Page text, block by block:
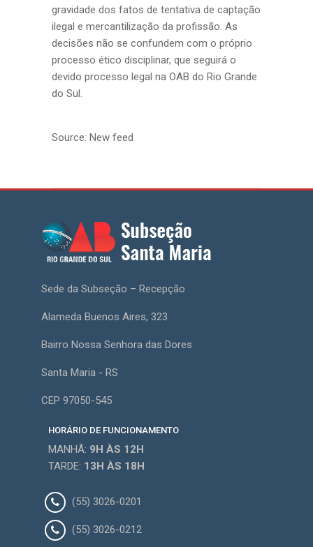
gravidade dos fatos de tentativa de captação
ilegal e mercantilização da profissão. As
decisões não se confundem com o próprio
processo ético disciplinar, que seguirá o
devido processo legal na OAB do Rio Grande
do Sul.
Source: New feed
Sede da Subseção – Recepção
Alameda Buenos Aires, 323
Bairro Nossa Senhora das Dores
Santa Maria - RS
CEP 97050-545
HORÁRIO DE FUNCIONAMENTO
MANHÃ: 9H ÀS 12H
TARDE: 13H ÀS 18H
(55) 3026-0201
(55) 3026-0212